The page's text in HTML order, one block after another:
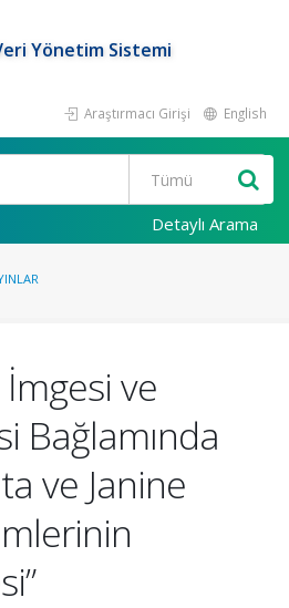
Yönetim Sistemi
Araştırmacı Girişi English
Detaylı Arama
ve
Bağlamında
ve Janine